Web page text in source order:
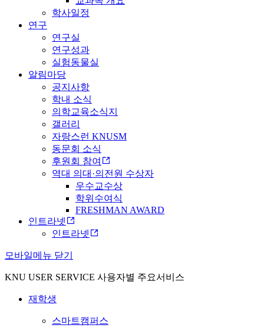
학사일정
연구
연구실
연구성과
실험동물실
알림마당
공지사항
학내 소식
의학교육소식지
갤러리
자랑스런 KNUSM
동문회 소식
후원회 참여
역대 의대·의전원 수상자
우수교수상
학위수여식
FRESHMAN AWARD
인트라넷
인트라넷
모바일메뉴 닫기
KNU USER SERVICE 사용자별 주요서비스
재학생
스마트캠퍼스